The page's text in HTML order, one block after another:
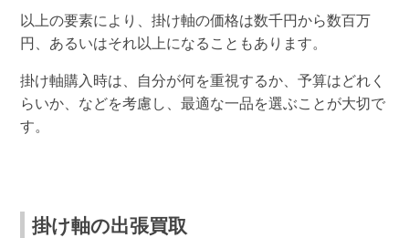
以上の要素により、掛け軸の価格は数千円から数百万
円、あるいはそれ以上になることもあります。
掛け軸購入時は、自分が何を重視するか、予算はどれく
らいか、などを考慮し、最適な一品を選ぶことが大切で
す。
掛け軸の出張買取